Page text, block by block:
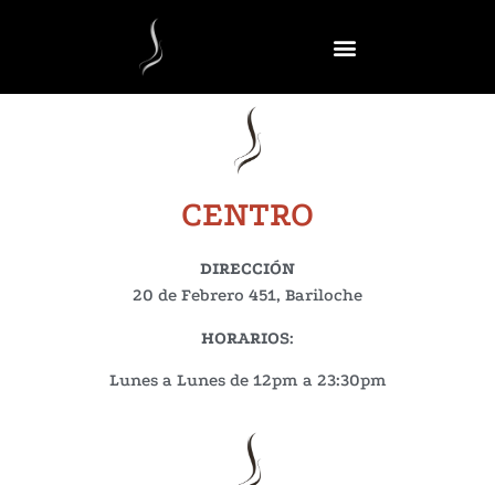
CENTRO
DIRECCIÓN
20 de Febrero 451, Bariloche
HORARIOS:
Lunes a Lunes de 12pm a 23:30pm